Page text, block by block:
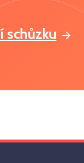
schůzku